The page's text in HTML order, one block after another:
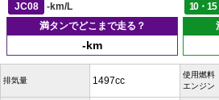
JC08
-km/L 10・15
満タンでどこまで走る？
-km
排気量 1497cc
使用燃料
エンジン